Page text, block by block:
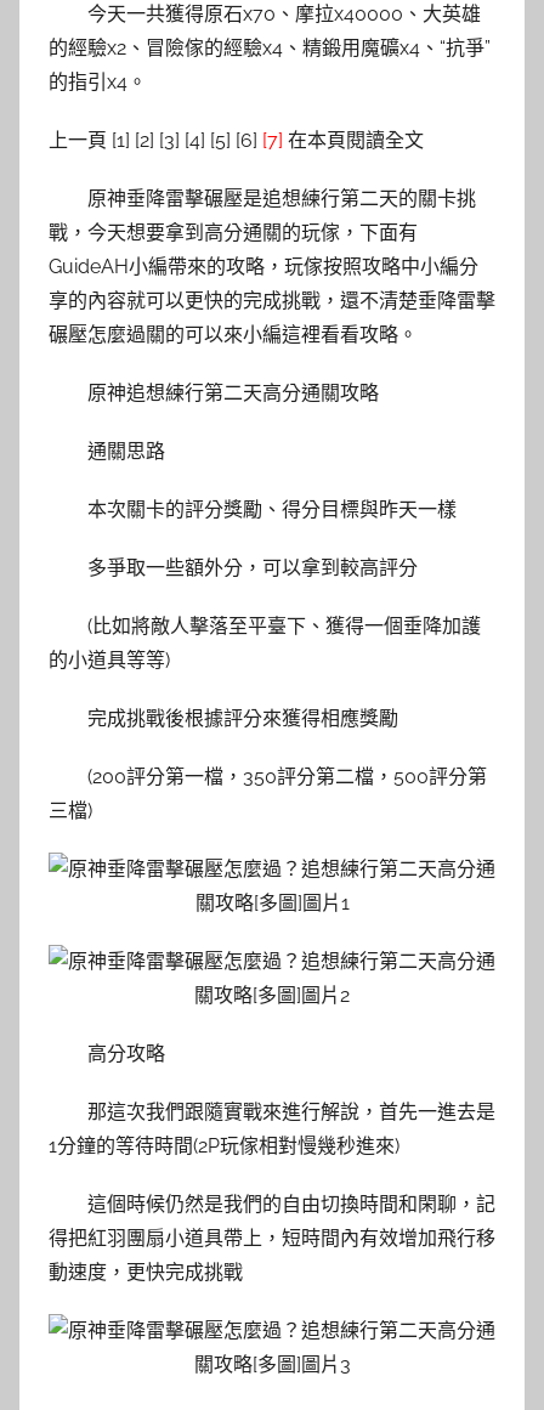
今天一共獲得原石x70、摩拉x40000、大英雄
的經驗x2、冒險傢的經驗x4、精鍛用魔礦x4、“抗爭”
的指引x4。
上一頁 [1] [2] [3] [4] [5] [6] [7] 在本頁閱讀全文
原神垂降雷擊碾壓是追想練行第二天的關卡挑
戰，今天想要拿到高分通關的玩傢，下面有
GuideAH小編帶來的攻略，玩傢按照攻略中小編分
享的內容就可以更快的完成挑戰，還不清楚垂降雷擊
碾壓怎麼過關的可以來小編這裡看看攻略。
原神追想練行第二天高分通關攻略
通關思路
本次關卡的評分獎勵、得分目標與昨天一樣
多爭取一些額外分，可以拿到較高評分
(比如將敵人擊落至平臺下、獲得一個垂降加護
的小道具等等)
完成挑戰後根據評分來獲得相應獎勵
(200評分第一檔，350評分第二檔，500評分第
三檔)
高分攻略
那這次我們跟隨實戰來進行解說，首先一進去是
1分鐘的等待時間(2P玩傢相對慢幾秒進來)
這個時候仍然是我們的自由切換時間和閑聊，記
得把紅羽團扇小道具帶上，短時間內有效增加飛行移
動速度，更快完成挑戰